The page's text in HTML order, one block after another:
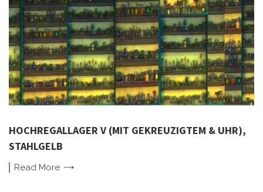
HOCHREGALLAGER V (MIT GEKREUZIGTEM & UHR),
STAHLGELB
Read More